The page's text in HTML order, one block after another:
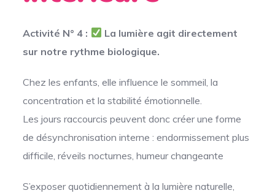
Activité N° 4 :
La lumière agit directement
sur notre rythme biologique.
Chez les enfants, elle influence le sommeil, la
concentration et la stabilité émotionnelle.
Les jours raccourcis peuvent donc créer une forme
de désynchronisation interne : endormissement plus
difficile, réveils nocturnes, humeur changeante
S’exposer quotidiennement à la lumière naturelle,